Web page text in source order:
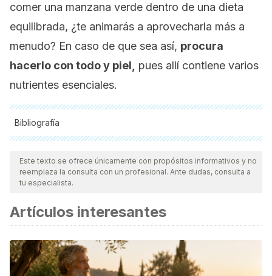
comer una manzana verde dentro de una dieta
equilibrada, ¿te animarás a aprovecharla más a
menudo? En caso de que sea así, procura
hacerlo con todo y piel,
pues allí contiene varios
nutrientes esenciales.
Bibliografía
Todas las fuentes citadas fueron revisadas a profundidad por
nuestro equipo, para asegurar su calidad, confiabilidad,
vigencia y validez.La bibliografía de este artículo fue
científica.
Ferree I., and Warrington, J. (2003). Apples: Botany,
Production and Uses. Ohio: CABI Publishing.
Jackson, J. E. (2003). The Biology of Aples and Pears.
Este texto se ofrece únicamente con propósitos informativos y no
reemplaza la consulta con un profesional. Ante dudas, consulta a
tu especialista.
Artículos interesantes